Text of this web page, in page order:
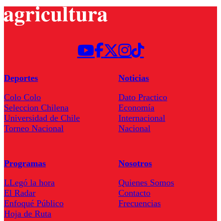
Deportes
Colo Colo
Seleccion Chilena
Universidad de Chile
Torneo Nacional
Noticias
Dato Practico
Economía
Internacional
Nacional
Programas
LLegó la hora
El Radar
Enfoqué Público
Hoja de Ruta
Nosotros
Quienes Somos
Contacto
Frecuencias